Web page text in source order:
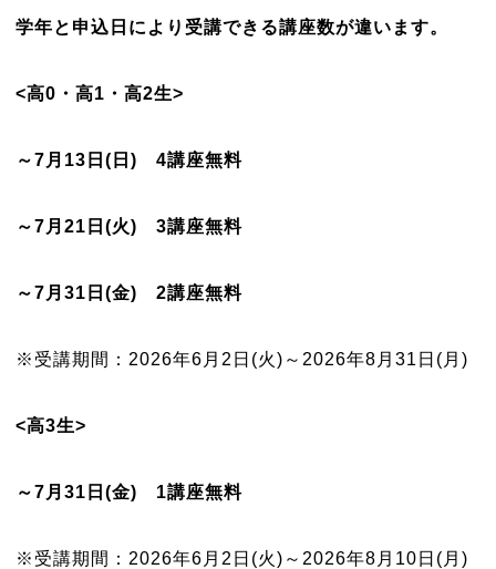
学年と申込日により受講できる講座数が違います。
<高0・高1・高2生>
～7月13日(日) 4講座無料
～7月21日(火) 3講座無料
～7月31日(金) 2講座無料
※受講期間：2026年6月2日(火)～2026年8月31日(月)
<高3生>
～7月31日(金) 1講座無料
※受講期間：2026年6月2日(火)～2026年8月10日(月)